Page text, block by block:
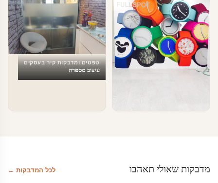
טפטים ומדבקות קיר בעסקים
עיצוב מספרה
מדבקות שאולי תאהבו לכל המדבקות ←